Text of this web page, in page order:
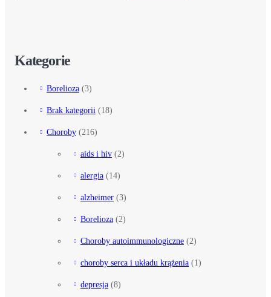
Kategorie
Borelioza (3)
Brak kategorii (18)
Choroby (216)
aids i hiv (2)
alergia (14)
alzheimer (3)
Borelioza (2)
Choroby autoimmunologiczne (2)
choroby serca i układu krążenia (1)
depresja (8)